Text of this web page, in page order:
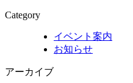
Category
イベント案内
お知らせ
アーカイブ